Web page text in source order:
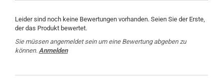
Leider sind noch keine Bewertungen vorhanden. Seien Sie der Erste,
der das Produkt bewertet.
Sie müssen angemeldet sein um eine Bewertung abgeben zu
können. Anmelden